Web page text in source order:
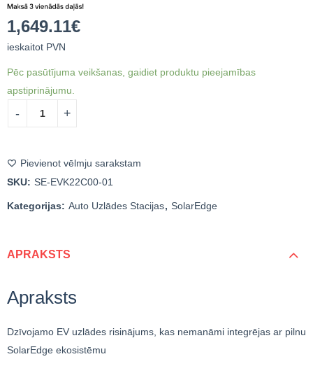
1,649.11€
ieskaitot PVN
Pēc pasūtījuma veikšanas, gaidiet produktu pieejamības
apstiprinājumu.
Pievienot vēlmju sarakstam
SKU: SE-EVK22C00-01
Kategorijas: Auto Uzlādes Stacijas, SolarEdge
APRAKSTS
Apraksts
Dzīvojamo EV uzlādes risinājums, kas nemanāmi integrējas ar pilnu
SolarEdge ekosistēmu